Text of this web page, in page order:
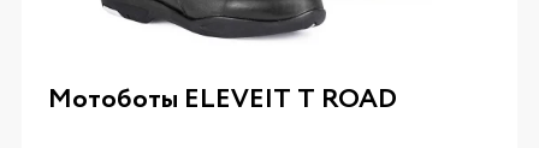
Мотоботы ELEVEIT T ROAD